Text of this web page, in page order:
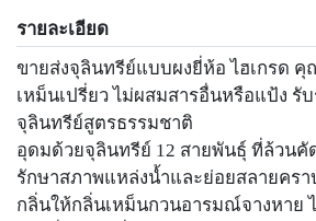
รายละเอียด
ขายส่งจุลินทรีย์แบบผงยี่ห้อ ไฮเกรด
เหม็นเปรี่ยว ไม่ผสมสารอื่นหรือแป้ง รั
จุลินทรีย์สูตรธรรมชาติ
อุดมด้วยจุลินทรีย์ 12 สายพันธุ์ ที่ล้วนคั
รักษาสภาพแหล่งน้ำและย่อยสลายคร
กลิ่นให้กลิ่นเหม็นกวนอารมณ์จางหาย